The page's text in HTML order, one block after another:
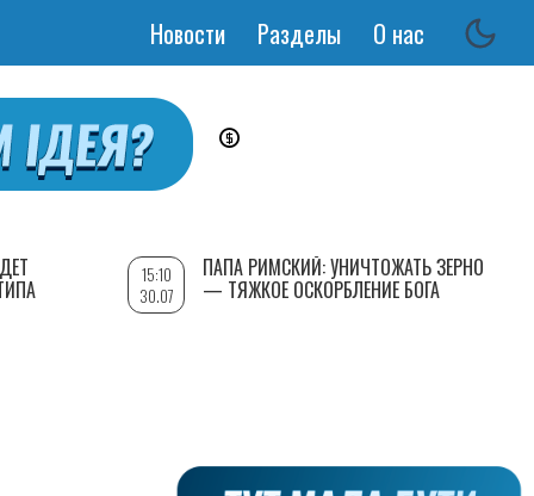
Основная
Новости Разделы О нас
15:10
30.07
ПАПА РИМСКИЙ: УНИЧТОЖАТЬ ЗЕРНО
— ТЯЖКОЕ ОСКОРБЛЕНИЕ БОГА